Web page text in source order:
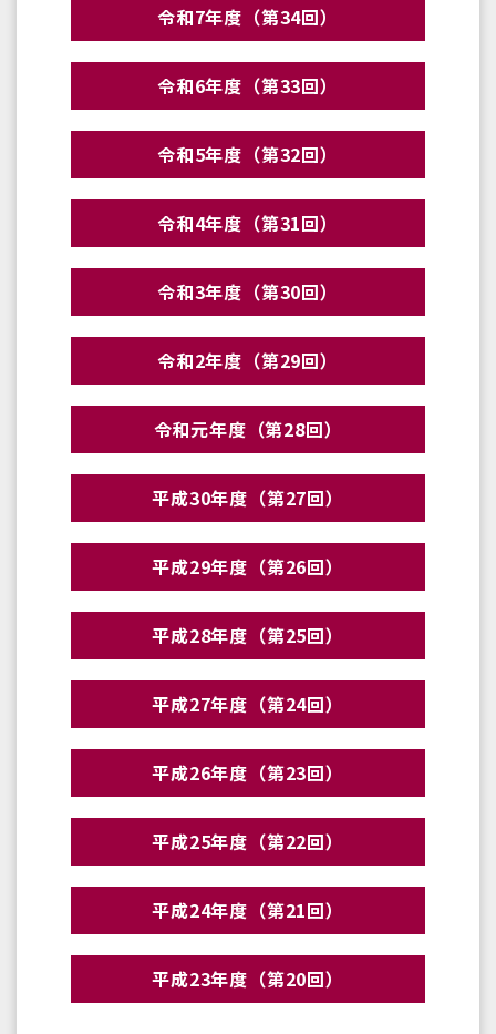
令和7年度（第34回）
令和6年度（第33回）
令和5年度（第32回）
令和4年度（第31回）
令和3年度（第30回）
令和2年度（第29回）
令和元年度（第28回）
平成30年度（第27回）
平成29年度（第26回）
平成28年度（第25回）
平成27年度（第24回）
平成26年度（第23回）
平成25年度（第22回）
平成24年度（第21回）
平成23年度（第20回）